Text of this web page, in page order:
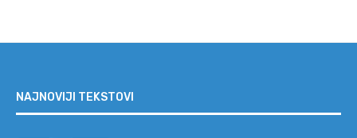
NAJNOVIJI TEKSTOVI